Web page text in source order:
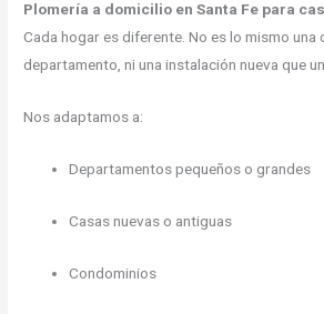
Plomería a domicilio en Santa Fe para
Cada hogar es diferente. No es lo mismo una
departamento, ni una instalación nueva que
Nos adaptamos a:
Departamentos pequeños o grandes
Casas nuevas o antiguas
Condominios